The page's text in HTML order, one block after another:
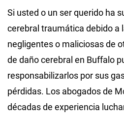
Si usted o un ser querido ha
cerebral traumática debido a
negligentes o maliciosas de
de daño cerebral en Buffalo
responsabilizarlos por sus
pérdidas. Los abogados de
décadas de experiencia